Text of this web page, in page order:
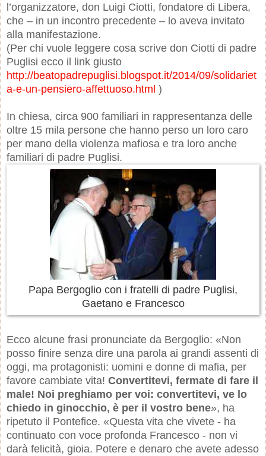
l’organizzatore, don Luigi Ciotti, fondatore di Libera,
che – in un incontro precedente – lo aveva invitato
alla manifestazione.
(Per chi vuole leggere cosa scrive don Ciotti di padre
Puglisi ecco il link giusto
http://beatopadrepuglisi.blogspot.it/2014/09/solidariet
a-e-un-pensiero-affettuoso.html )
In chiesa, circa 900 familiari in rappresentanza delle
oltre 15 mila persone che hanno perso un loro caro
per mano della violenza mafiosa e tra loro anche
familiari di padre Puglisi.
Papa Bergoglio con i fratelli di padre Puglisi,
Gaetano e Francesco
Ecco alcune frasi pronunciate da Bergoglio: «Non
posso finire senza dire una parola ai grandi assenti di
oggi, ma protagonisti: uomini e donne di mafia, per
favore cambiate vita! Convertitevi, fermate di fare il
male! Noi preghiamo per voi: convertitevi, ve lo
chiedo in ginocchio, è per il vostro bene», ha
ripetuto il Pontefice. «Questa vita che vivete - ha
continuato con voce profonda Francesco - non vi
darà felicità, gioia. Potere e denaro che avete adesso